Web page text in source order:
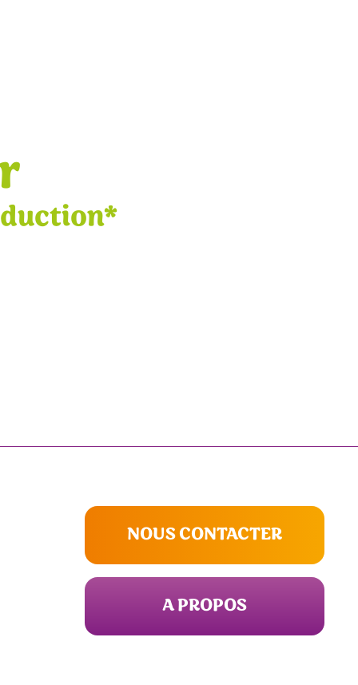
NOUS CONTACTER
A PROPOS